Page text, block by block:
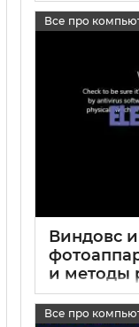
17 05 2025
Все про
Виндовс
и методы
Все про